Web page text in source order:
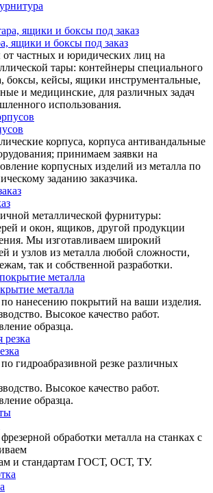
ящики и боксы под заказ
частных и юридических лиц на
тары: контейнеры специального
боксы, кейсы, ящики инструментальные,
и медицинские, для различных задач
использования.
корпуса, корпуса антивандальные
принимаем заявки на
корпусных изделий из металла по
заданию заказчика.
металлической фурнитуры:
и окон, ящиков, другой продукции
Мы изготавливаем широкий
и узлов из металла любой сложности,
так и собственной разработки.
металла
нанесению покрытий на ваши изделия.
Высокое качество работ.
образца.
гидроабразивной резке различных
Высокое качество работ.
образца.
обработки металла на станках с
и стандартам ГОСТ, ОСТ, ТУ.